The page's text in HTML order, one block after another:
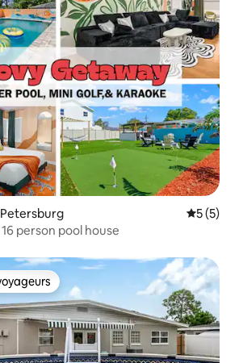
5 (5)
person pool house
les plus appréciés